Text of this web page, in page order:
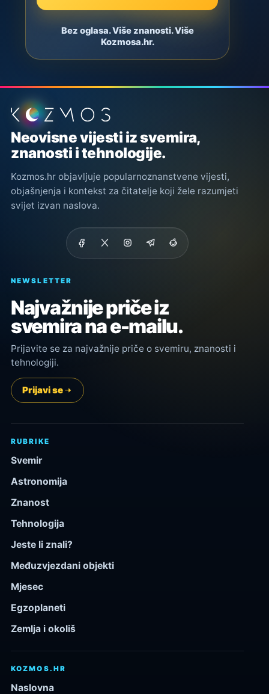
Bez oglasa. Više znanosti. Više
Kozmosa.hr.
Podnožje stranice
Neovisne vijesti iz svemira,
znanosti i tehnologije.
Kozmos.hr objavljuje popularnoznanstvene vijesti,
objašnjenja i kontekst za čitatelje koji žele razumjeti
svijet izvan naslova.
NEWSLETTER
Najvažnije priče iz
svemira na e-mailu.
Prijavite se za najvažnije priče o svemiru, znanosti i
tehnologiji.
Prijavi se
RUBRIKE
Svemir
Astronomija
Znanost
Tehnologija
Jeste li znali?
Međuzvjezdani objekti
Mjesec
Egzoplaneti
Zemlja i okoliš
KOZMOS.HR
Naslovna